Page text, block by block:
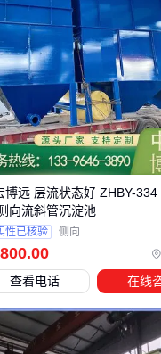
四、确保沉淀
主设备安装后，
排泥系统 ：根
泥需用电动套
反冲洗装置：
监测点位：在
检查
某食品厂就曾因
理能力下降
但这笔投入能延
五、日常运营
.00
博远 层流状态好 ZHBY-334
向流斜管沉淀池
性已核验 侧向
查看电话 在线